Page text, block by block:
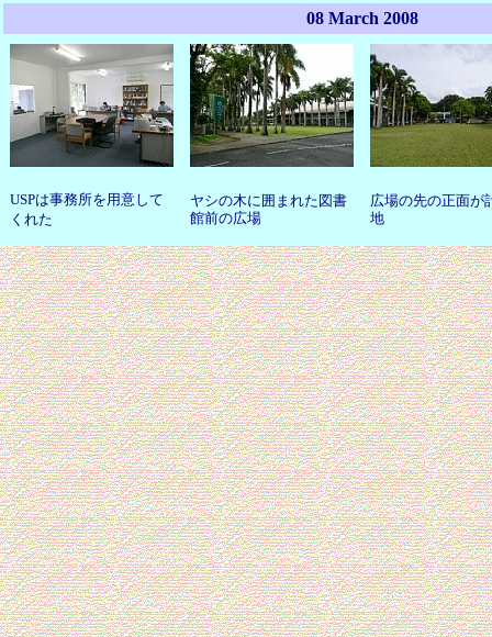
08 March 2008
USPは事務所を用意して
くれた
ヤシの木に囲まれた図書
館前の広場
広場の先の正面が
地